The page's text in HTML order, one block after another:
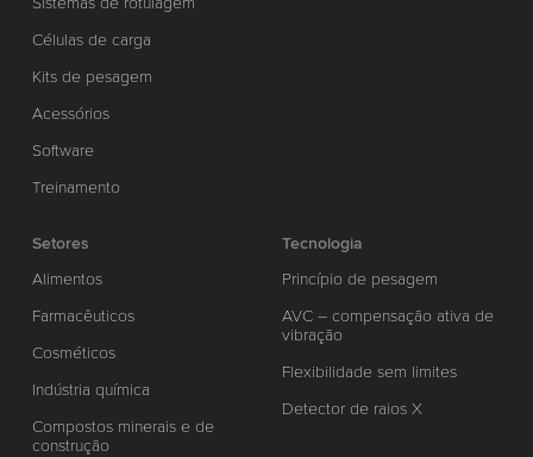
Células de carga
Kits de pesagem
Acessórios
Software
Treinamento
Setores
Alimentos
Farmacêuticos
Cosméticos
Indústria química
Compostos minerais e de
construção
Tecnologia
Princípio de pesagem
AVC – compensação ativa de
vibração
Flexibilidade sem limites
Detector de raios X